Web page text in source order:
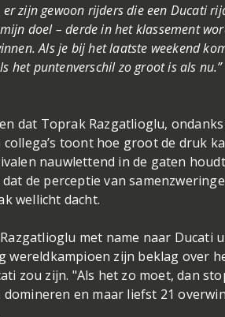
zijn gewoon rijders die een Ducati
doel – derde in het klassement
Als je bij het laatste weekend
het puntenverschil zo groot is als nu.”
dat Toprak Razgatlioglu,
toont hoe groot de druk
nauwlettend in de gaten
de perceptie van
wellicht dacht.
met name naar Ducati
wereldkampioen zijn beklag over
zou zijn. "Als het zo moet, dan
en maar liefst 21